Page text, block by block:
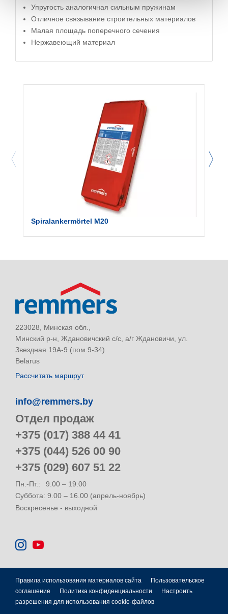
Упругость аналогичная сильным пружинам
Отличное связывание строительных материалов
Малая площадь поперечного сечения
Нержавеющий материал
Spiralankermörtel M20
223028, Минская обл.,
Минский р-н, Ждановичский с/с, а/г Ждановичи, ул.
Звездная 19А-9 (пом.9-34)
Belarus
Рассчитать маршрут
info@remmers.by
Отдел продаж
+375 (017) 388 44 41
+375 (044) 526 00 90
+375 (029) 607 51 22
Пн.-Пт.:
9.00 – 19.00
Суббота: 9.00 – 16.00 (апрель-ноябрь)
Воскресенье - выходной
Правила использования материалов сайта
Пользовательское
соглашение
Политика конфиденциальности
Настроить
разрешения для использования cookie-файлов